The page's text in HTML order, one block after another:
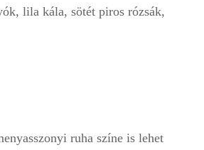
lila kála, sötét piros rózsák,
ruha színe is lehet